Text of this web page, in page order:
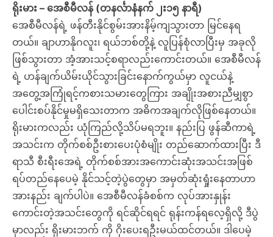
ရိုးမား – အေစီမီလန် (တနင်္လာနံနက် ၂း၁၅ နာရီ)
အေစီမီလန်ရဲ့ ဖန်တီးနိုင်စွမ်းအားနိမ့်ကျသွားတာ မြင်နေရ
တယ်။ ချာဟာနိုဂလူး၊ ရယ်ဘစ်တို့နဲ့ လူပြန်စုံလာပြီးမှ အခုလို
ဖြစ်သွားတာ အံ့အားသင့်စရာလည်းကောင်းတယ်။ အေစီမီလန်
ရဲ့ ဟန်ချက်ယိမ်းယိုင်သွားခြင်းနောက်ကွယ်မှာ လူငယ်နဲ့
အတွေ့အကြုံရင့်ကစားသမားတွေကြား အချိုးအစားညီမျှစွာ
ပေါင်းစပ်နိုင်မှုမရှိသေးတာက အဓိကအချက်လိုဖြစ်နေတယ်။
ရိုးမားကလည်း ယုံကြည်လို့သိပ်မရဘူး။ နည်းပြ ဖွန်ဆီကာရဲ့
အသင်းက တိုက်စစ်ဦးစားပေးပုံစံမျိုး တည်ဆောက်ထားပြီး ဒီ
ရာသီ စီးရီးအေရဲ့ တိုက်စစ်အားအကောင်းဆုံးအသင်းအဖြစ်
ရပ်တည်နေပေမဲ့ နိုင်သင့်တဲ့ပွဲတွေမှာ အမှတ်ဆုံးရှုံးနေတာဟာ
အားနည်း ချက်ပါပဲ။ အေစီမီလန်ခံစစ်က လုပ်အားနှုန်း
ကောင်းတဲ့အသင်းတွေကို ရင်ဆိုင်ရရင် ရုန်းကန်ရလေ့ရှိလို့ ဒီပွဲ
မှာလည်း ရိုးမားဘက် ကို ဂိုးပေးရဦးမယ်ထင်တယ်။ ဒါပေမဲ့